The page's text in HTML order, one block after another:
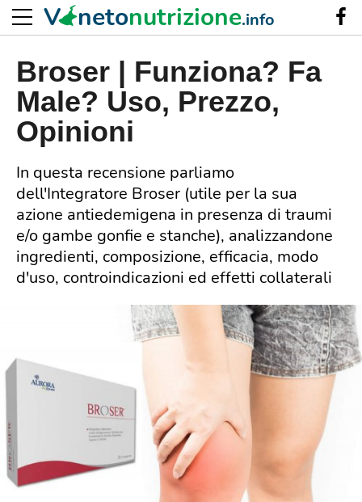
Broser | Funziona? Fa
Male? Uso, Prezzo,
Opinioni
In questa recensione parliamo
dell'Integratore Broser (utile per la sua
azione antiedemigena in presenza di traumi
e/o gambe gonfie e stanche), analizzandone
ingredienti, composizione, efficacia, modo
d'uso, controindicazioni ed effetti collaterali
V netonutrizione.info